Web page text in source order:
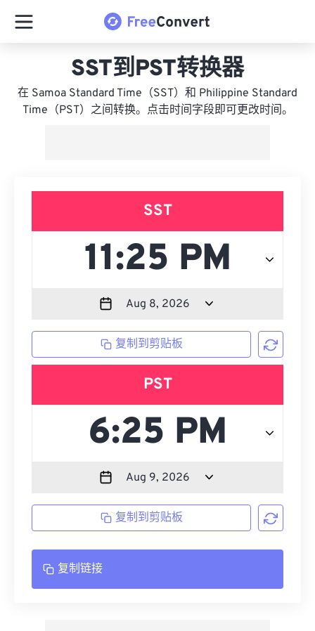
SST到PST转换器
在 Samoa Standard Time（SST）和 Philippine Standard
Time（PST）之间转换。点击时间字段即可更改时间。
SST
复制到剪贴板
PST
复制到剪贴板
复制链接